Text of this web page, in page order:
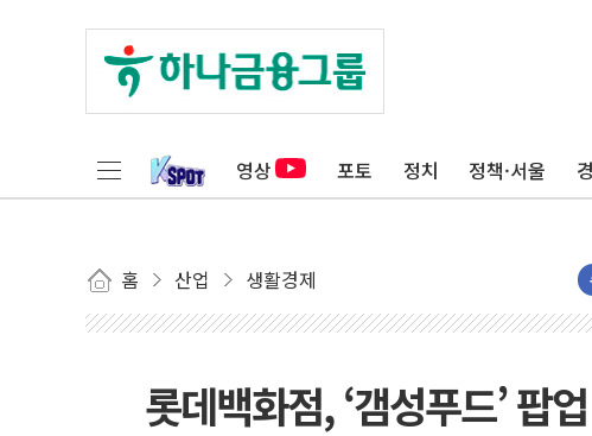
영상 포토 정치 정책·서울
홈 산업 생활경제
롯데백화점, ‘갬성푸드’ 팝